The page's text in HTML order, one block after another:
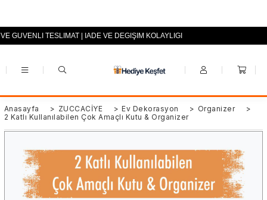
+90 (0553) 694 94 70
GÜVENLİ TESLİMAT | İADE VE DEĞİŞİM KOLAYLIĞI
Anasayfa > ZÜCCACİYE > Ev Dekorasyon > Organizer
>
2 Katlı Kullanılabilen Çok Amaçlı Kutu & Organizer